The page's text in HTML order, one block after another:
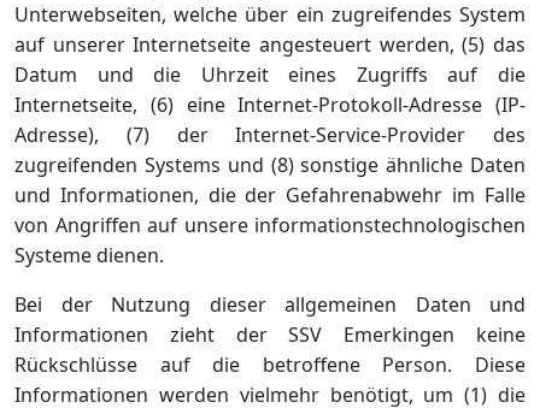
Unterwebseiten, welche über ein zugreifendes System
auf unserer Internetseite angesteuert werden, (5) das
Datum und die Uhrzeit eines Zugriffs auf die
Internetseite, (6) eine Internet-Protokoll-Adresse (IP-
Adresse), (7) der Internet-Service-Provider des
zugreifenden Systems und (8) sonstige ähnliche Daten
und Informationen, die der Gefahrenabwehr im Falle
von Angriffen auf unsere informationstechnologischen
Systeme dienen.
Bei der Nutzung dieser allgemeinen Daten und
Informationen zieht der SSV Emerkingen keine
Rückschlüsse auf die betroffene Person. Diese
Informationen werden vielmehr benötigt, um (1) die